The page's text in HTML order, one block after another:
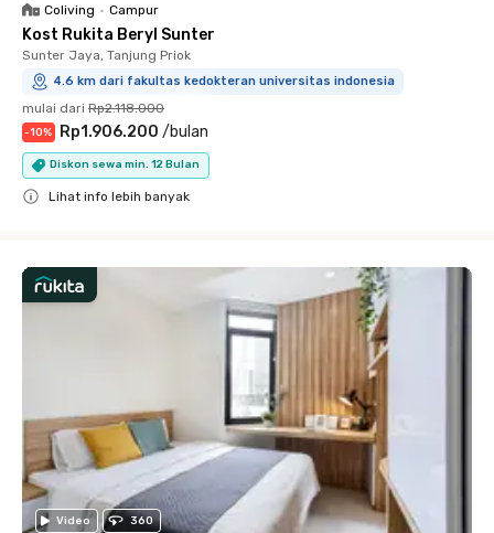
Coliving • Campur
Kost Rukita Beryl Sunter
Sunter Jaya, Tanjung Priok
4.6 km dari fakultas kedokteran universitas indonesia
mulai dari Rp2.118.000
-10% Rp1.906.200 /bulan
Diskon sewa min. 12 Bulan
Lihat info lebih banyak
Video 360